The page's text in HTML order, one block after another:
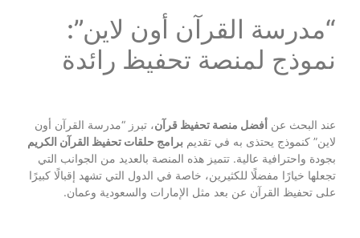
“مدرسة القرآن أون لاين”:
نموذج لمنصة تحفيظ رائدة
عند البحث عن أفضل منصة تحفيظ قرآن، تبرز “مدرسة القرآن أون
لاين” كنموذج يحتذى به في تقديم برامج حلقات تحفيظ القرآن الكريم
بجودة واحترافية عالية. تتميز هذه المنصة بالعديد من الجوانب التي
تجعلها خيارًا مفضلًا للكثيرين، خاصة في الدول التي تشهد إقبالًا كبيرًا
على تحفيظ القرآن عن بعد مثل الإمارات والسعودية وعمان.